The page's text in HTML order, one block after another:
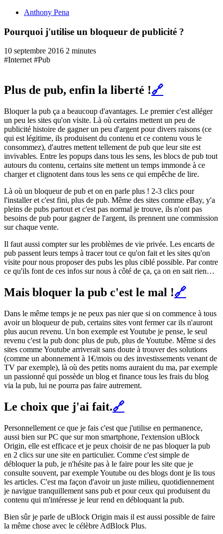
Anthony Pena
Pourquoi j'utilise un bloqueur de publicité ?
10 septembre 2016 2 minutes
#Internet #Pub
Plus de pub, enfin la liberté !🔗
Bloquer la pub ça a beaucoup d'avantages. Le premier c'est alléger
un peu les sites qu'on visite. Là où certains mettent un peu de
publicité histoire de gagner un peu d'argent pour divers raisons (ce
qui est légitime, ils produisent du contenu et ce contenu vous le
consommez), d'autres mettent tellement de pub que leur site est
invivables. Entre les popups dans tous les sens, les blocs de pub tout
autours du contenu, certains site mettent un temps immonde à ce
charger et clignotent dans tous les sens ce qui empêche de lire.
Là où un bloqueur de pub et on en parle plus ! 2-3 clics pour
l'installer et c'est fini, plus de pub. Même des sites comme eBay, y'a
pleins de pubs partout et c'est pas normal je trouve, ils n'ont pas
besoins de pub pour gagner de l'argent, ils prennent une commission
sur chaque vente.
Il faut aussi compter sur les problèmes de vie privée. Les encarts de
pub passent leurs temps à tracer tout ce qu'on fait et les sites qu'on
visite pour nous proposer des pubs les plus ciblé possible. Par contre
ce qu'ils font de ces infos sur nous à côté de ça, ça on en sait rien…
Mais bloquer la pub c'est le mal !🔗
Dans le même temps je ne peux pas nier que si on commence à tous
avoir un bloqueur de pub, certains sites vont fermer car ils n'auront
plus aucun revenu. Un bon exemple est Youtube je pense, le seul
revenu c'est la pub donc plus de pub, plus de Youtube. Même si des
sites comme Youtube arriverait sans doute à trouver des solutions
(comme un abonnement à 1€/mois ou des investissements venant de
TV par exemple), là où des petits noms auraient du ma, par exemple
un passionné qui possède un blog et finance tous les frais du blog
via la pub, lui ne pourra pas faire autrement.
Le choix que j'ai fait.🔗
Personnellement ce que je fais c'est que j'utilise en permanence,
aussi bien sur PC que sur mon smartphone, l'extension uBlock
Origin, elle est efficace et je peux choisir de ne pas bloquer la pub
en 2 clics sur une site en particulier. Comme c'est simple de
débloquer la pub, je n'hésite pas à le faire pour les site que je
consulte souvent, par exemple Youtube ou des blogs dont je lis tous
les articles. C'est ma façon d'avoir un juste milieu, quotidiennement
je navigue tranquillement sans pub et pour ceux qui produisent du
contenu qui m'intéresse je leur rend en débloquant la pub.
Bien sûr je parle de uBlock Origin mais il est aussi possible de faire
la même chose avec le célèbre AdBlock Plus.